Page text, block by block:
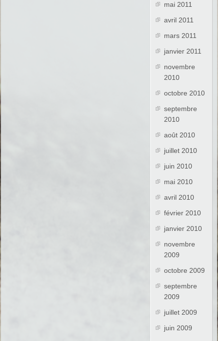
mai 2011
avril 2011
mars 2011
janvier 2011
novembre
2010
octobre 2010
septembre
2010
août 2010
juillet 2010
juin 2010
mai 2010
avril 2010
février 2010
janvier 2010
novembre
2009
octobre 2009
septembre
2009
juillet 2009
juin 2009